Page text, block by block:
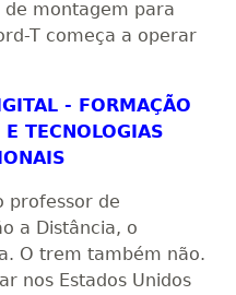
de montagem para
T começa a operar
- FORMAÇÃO
TECNOLOGIAS
professor de
a Distância, o
O trem também não.
nos Estados Unidos